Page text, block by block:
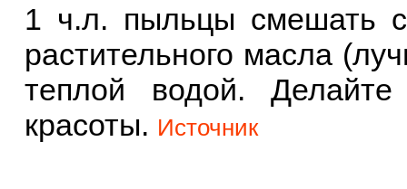
1 ч.л. пыльцы смешать
растительного масла
теплой водой.
красоты. Источник